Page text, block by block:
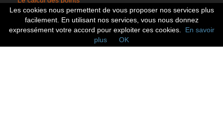
Mentions légales
Nous contacter
Cookies
Statistiques
Les cookies nous permettent de vous proposer nos services plus
facilement. En utilisant nos services, vous nous donnez
expressément votre accord pour exploiter ces cookies.
En savoir
plus
OK